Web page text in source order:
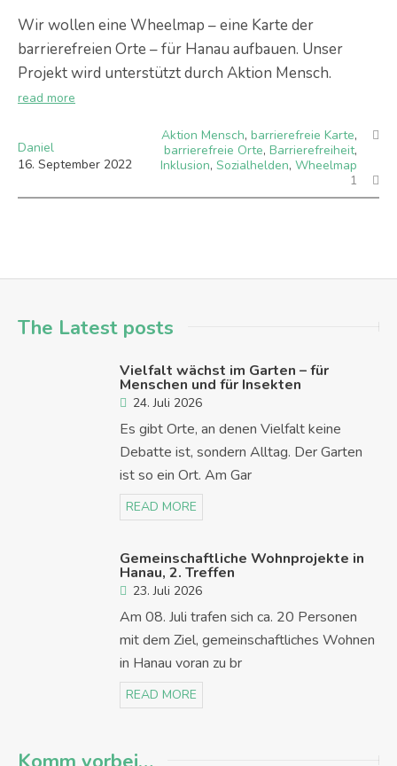
Wir wollen eine Wheelmap – eine Karte der
barrierefreien Orte – für Hanau aufbauen. Unser
Projekt wird unterstützt durch Aktion Mensch.
read more
Daniel
16. September 2022
Aktion Mensch, barrierefreie Karte,
barrierefreie Orte, Barrierefreiheit,
Inklusion, Sozialhelden, Wheelmap
1
The Latest posts
Vielfalt wächst im Garten – für
Menschen und für Insekten
24. Juli 2026
Es gibt Orte, an denen Vielfalt keine
Debatte ist, sondern Alltag. Der Garten
ist so ein Ort. Am Gar
READ MORE
Gemeinschaftliche Wohnprojekte in
Hanau, 2. Treffen
23. Juli 2026
Am 08. Juli trafen sich ca. 20 Personen
mit dem Ziel, gemeinschaftliches Wohnen
in Hanau voran zu br
READ MORE